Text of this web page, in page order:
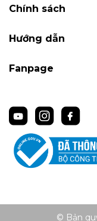
Chính sách
Hướng dẫn
Fanpage
© Bản